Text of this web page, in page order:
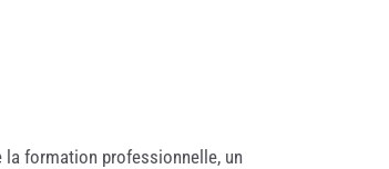
formation professionnelle, un